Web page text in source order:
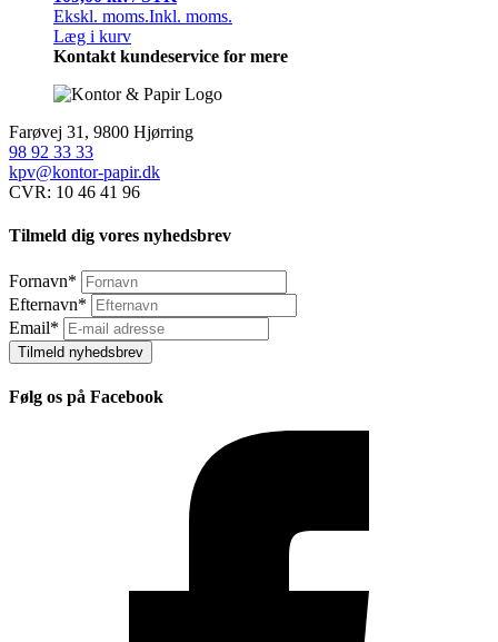
Ekskl. moms.Inkl. moms.
Læg i kurv
Kontakt kundeservice for mere
Farøvej 31, 9800 Hjørring
98 92 33 33
kpv@kontor-papir.dk
CVR: 10 46 41 96
Tilmeld dig vores nyhedsbrev
Fornavn*
Efternavn*
Email*
Tilmeld nyhedsbrev
Følg os på Facebook